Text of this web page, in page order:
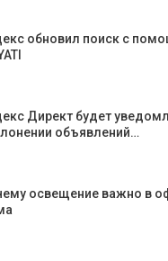
обновил поиск с
Директ будет
объявлений…
освещение важно в